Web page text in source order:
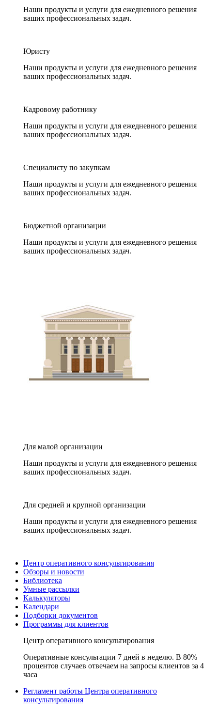
Наши продукты и услуги для ежедневного решения
ваших профессиональных задач.
Юристу
Наши продукты и услуги для ежедневного решения
ваших профессиональных задач.
Кадровому работнику
Наши продукты и услуги для ежедневного решения
ваших профессиональных задач.
Специалисту по закупкам
Наши продукты и услуги для ежедневного решения
ваших профессиональных задач.
Бюджетной организации
Наши продукты и услуги для ежедневного решения
ваших профессиональных задач.
Для малой организации
Наши продукты и услуги для ежедневного решения
ваших профессиональных задач.
Для средней и крупной организации
Наши продукты и услуги для ежедневного решения
ваших профессиональных задач.
Центр оперативного консультирования
Обзоры и новости
Библиотека
Умные рассылки
Калькуляторы
Календари
Подборки документов
Программы для клиентов
Центр оперативного консультирования
Оперативные консультации 7 дней в неделю. В 80%
процентов случаев отвечаем на запросы клиентов за 4
часа
Регламент работы Центра оперативного
консультирования